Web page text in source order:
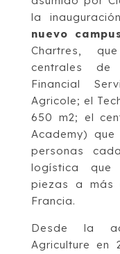
la
nuevo
Chartres,
centrales de
Financial
Agricole; el
650 m2; el
Academy)
personas
logística que
piezas a más
Francia.
Desde la
Agriculture en